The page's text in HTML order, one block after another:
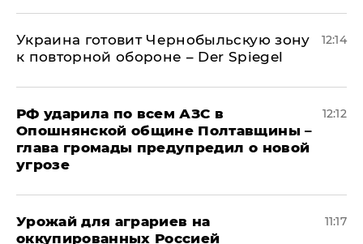
Украина готовит Чернобыльскую зону
к повторной обороне – Der Spiegel
12:14
РФ ударила по всем АЗС в
Опошнянской общине Полтавщины –
глава громады предупредил о новой
угрозе
12:12
Урожай для аграриев на
оккупированных Россией
11:17